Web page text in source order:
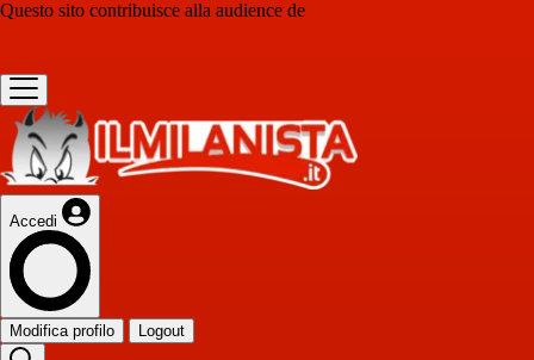
Questo sito contribuisce alla audience de
Accedi
Modifica profilo Logout